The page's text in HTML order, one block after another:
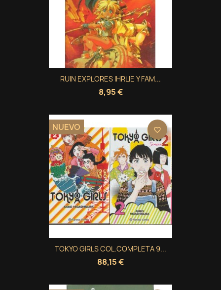
RUIN EXPLORES IHRLIE Y FAM...
8,95 €
TOKYO GIRLS COL.COMPLETA 9...
88,15 €
NUEVO favorite_border